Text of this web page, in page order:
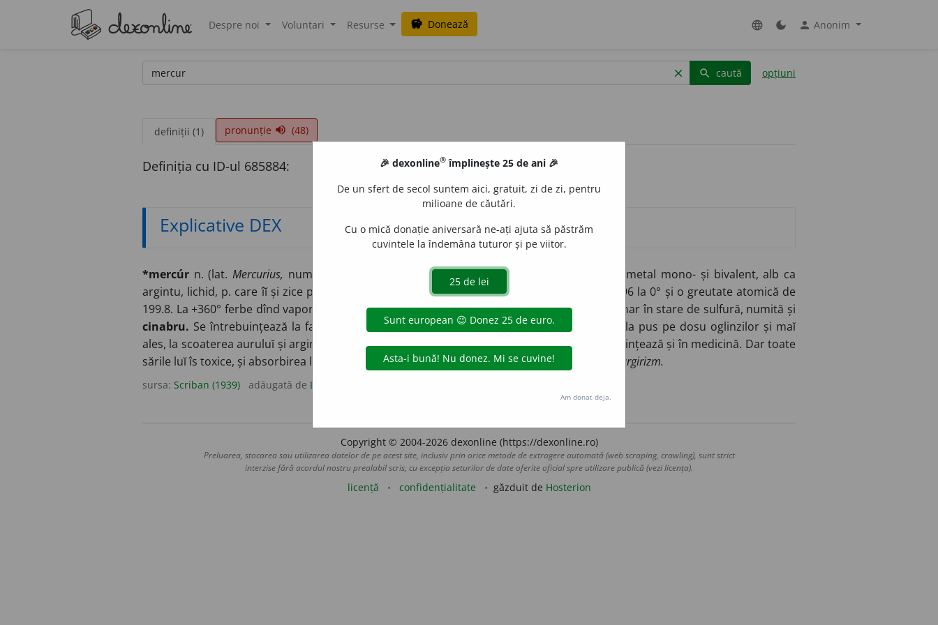
Despre noi Voluntari Resurse savings Donează language dark_mode person Anonim
clear search caută opțiuni
definiții (1) pronunție volume_up (48)
Definiția cu ID-ul 685884:
Explicative DEX
*mercúr n. (lat.Mercurius, numele zeuluĭ comerciuluĭ, d.merx,marfă).
Idrargir, un metal mono- și bivalent, alb ca
argintu, lichid, p. care îĭ și zice poporu
Îngheață la 40°, are o densitate de 13,596 la 0° și o greutate atomică de
199.8. La +360° ferbe dînd vaporĭ veninoșĭ. Se găsește în Spania, Austria, California, de ordinar în stare de sulfură, numită și
cinabru. Se întrebuințează la facerea aparatelor de fizică, termometrelor, barometrelor, la pus pe dosu oglinzilor și maĭ
ales, la scoaterea auruluĭ și argintuluĭ, cu care se aliază ușor formînd amalgame. Se întrebuințează și în medicină. Dar toate
sările luĭ îs toxice, și absorbirea lor produce de multe orĭ o intoxicare particulară numită
idrargirizm.
sursa: Scriban (1939) adăugată de LauraGellner
Copyright © 2004-2026 dexonline (https://dexonline.ro)
Preluarea, stocarea sau utilizarea datelor de pe acest site, inclusiv prin orice metode de extragere automată (web scraping, crawling), sunt strict
interzise fără acordul nostru prealabil scris, cu excepția seturilor de date oferite oficial spre utilizare publică (vezi licența).
licență confidențialitate găzduit de Hosterion
🎉 dexonline® împlinește 25 de ani 🎉
De un sfert de secol suntem aici, gratuit, zi de zi, pentru
milioane de căutări.
Cu o mică donație aniversară ne-ați ajuta să păstrăm
cuvintele la îndemâna tuturor și pe viitor.
Am donat deja.